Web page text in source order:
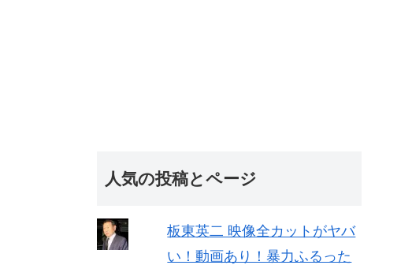
人気の投稿とページ
板東英二 映像全カットがヤバ
い！動画あり！暴力ふるった